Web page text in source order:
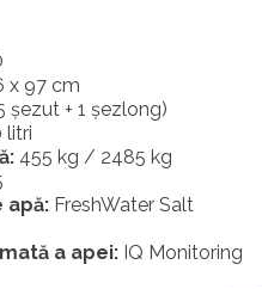
x 97 cm
șezut + 1 șezlong)
litri
455 kg / 2485 kg
apă: FreshWater Salt
a apei: IQ Monitoring